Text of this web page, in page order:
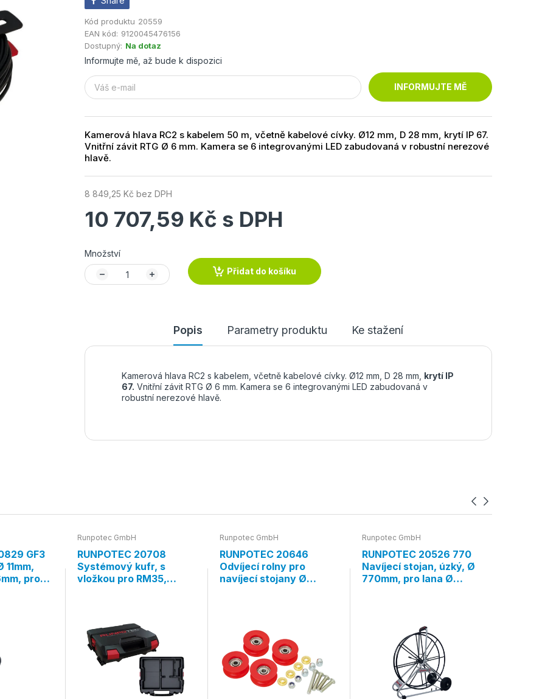
Kód produktu 20559
EAN kód: 9120045476156
Dostupný: Na dotaz
Informujte mě, až bude k dispozici
INFORMUJTE MĚ
Kamerová hlava RC2 s kabelem 50 m, včetně kabelové cívky. Ø12 mm, D 28 mm, krytí IP 67.
Vnitřní závit RTG Ø 6 mm. Kamera se 6 integrovanými LED zabudovaná v robustní nerezové
hlavě.
8 849,25 Kč bez DPH
10 707,59 Kč s DPH
Množství
Přidat do košíku
Popis Parametry produktu Ke stažení
Kamerová hlava RC2 s kabelem, včetně kabelové cívky. Ø12 mm, D 28 mm, krytí IP
67. Vnitřní závit RTG Ø 6 mm. Kamera se 6 integrovanými LED zabudovaná v
robustní nerezové hlavě.
GF3
pro
Runpotec GmbH
RUNPOTEC 20708
Systémový kufr, s
vložkou pro RM35,
Runpotec GmbH
RUNPOTEC 20646
Odvíjecí rolny pro
navíjecí stojany Ø
Runpotec GmbH
RUNPOTEC 20526 770
Navíjecí stojan, úzký, Ø
770mm, pro lana Ø